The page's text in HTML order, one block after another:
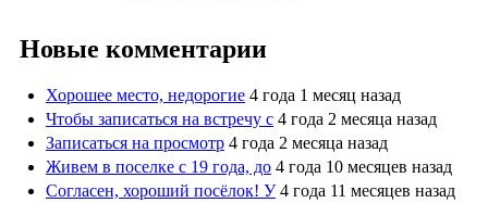
Новые комментарии
Хорошее место, недорогие 4 года 1 месяц назад
Чтобы записаться на встречу с 4 года 2 месяца назад
Записаться на просмотр 4 года 2 месяца назад
Живем в поселке с 19 года, до 4 года 10 месяцев назад
Согласен, хороший посёлок! У 4 года 11 месяцев назад